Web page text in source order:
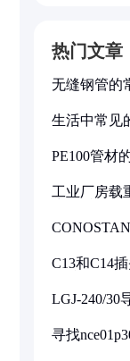
热门文章
无缝钢管的
生活中常见
PE100管材
工业厂房载
C13和C14
LGJ-240/30
寻找